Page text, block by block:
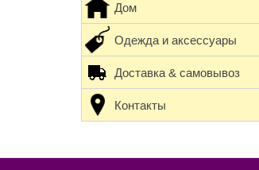
Дом
Одежда и аксессуары
Доставка & самовывоз
Контакты